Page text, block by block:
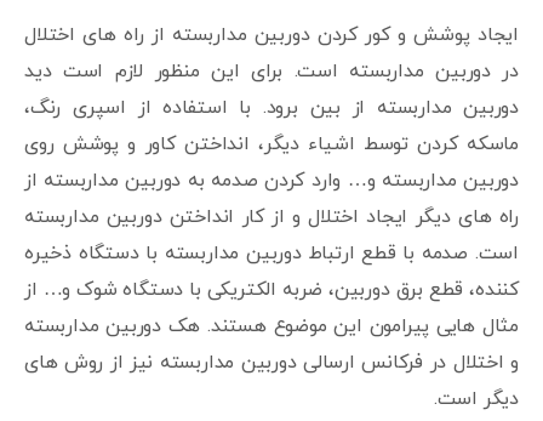
ایجاد پوشش و کور کردن دوربین مداربسته از راه های اختلال
در دوربین مداربسته است. برای این منظور لازم است دید
دوربین مداربسته از بین برود. با استفاده از اسپری رنگ،
ماسکه کردن توسط اشیاء دیگر، انداختن کاور و پوشش روی
دوربین مداربسته و… وارد کردن صدمه به دوربین مداربسته از
راه های دیگر ایجاد اختلال و از کار انداختن دوربین مداربسته
است. صدمه با قطع ارتباط دوربین مداربسته با دستگاه ذخیره
کننده، قطع برق دوربین، ضربه الکتریکی با دستگاه شوک و… از
مثال هایی پیرامون این موضوع هستند. هک دوربین مداربسته
و اختلال در فرکانس ارسالی دوربین مداربسته نیز از روش های
دیگر است.